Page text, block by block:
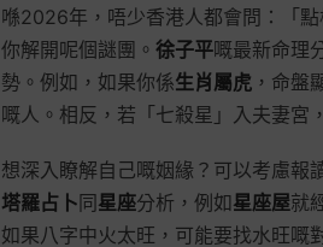
喺2026年，唔少香港人都會問：「
你解開呢個謎團。 徐子平嘅最新命理
勢。例如，如果你係生肖屬虎 ，命盤
嘅人。相反，若「七殺星」入夫妻宮
想深入瞭解自己嘅姻緣？可以考慮報
塔羅占卜同星座分析，例如星座屋就
如果八字中火太旺，可能要找水旺嘅